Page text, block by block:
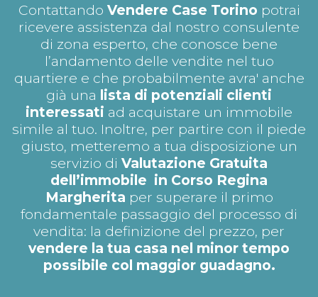
Contattando Vendere Case Torino potrai
ricevere assistenza dal nostro consulente
di zona esperto, che conosce bene
l’andamento delle vendite nel tuo
quartiere e che probabilmente avra' anche
già una lista di potenziali clienti
interessati ad acquistare un immobile
simile al tuo. Inoltre, per partire con il piede
giusto, metteremo a tua disposizione un
servizio di Valutazione Gratuita
dell’immobile in Corso Regina
Margherita per superare il primo
fondamentale passaggio del processo di
vendita: la definizione del prezzo, per
vendere la tua casa nel minor tempo
possibile col maggior guadagno.